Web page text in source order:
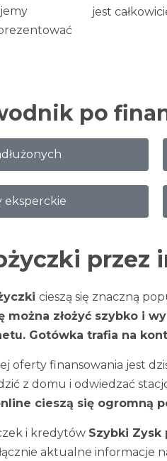
jest
po
eksperckie
przez
cieszą się znaczną
można złożyć szybko i
Gotówka trafia na
oferty finansowania jest
z domu i odwiedzać
cieszą się ogromną
i kredytów Szybki Zysk
aktualne informacje